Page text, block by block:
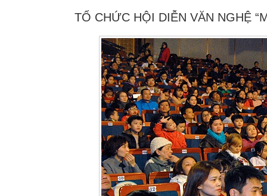
TỔ CHỨC HỘI DIỄN VĂN NGHỆ